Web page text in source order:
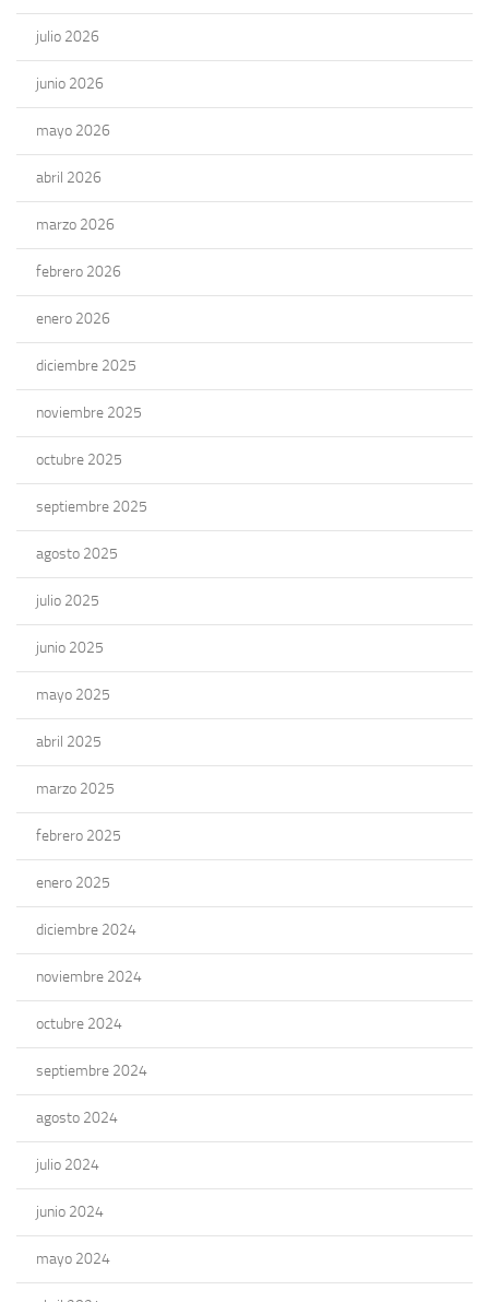
julio 2026
junio 2026
mayo 2026
abril 2026
marzo 2026
febrero 2026
enero 2026
diciembre 2025
noviembre 2025
octubre 2025
septiembre 2025
agosto 2025
julio 2025
junio 2025
mayo 2025
abril 2025
marzo 2025
febrero 2025
enero 2025
diciembre 2024
noviembre 2024
octubre 2024
septiembre 2024
agosto 2024
julio 2024
junio 2024
mayo 2024